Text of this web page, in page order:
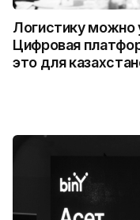
Логистику можно
Цифровая
это для